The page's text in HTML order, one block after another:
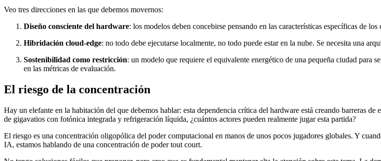
Veo tres direcciones en las que debemos movernos:
Diseño consciente del hardware: los modelos deben concebirse pensando en las características específicas de
Hibridación cloud-edge: no todo debe ejecutarse localmente, no todo puede estar en la nube. Se necesita una
Sostenibilidad como restricción: un modelo que requiere el equivalente energético de una pequeña ciudad para
en las métricas de evaluación.
El riesgo de la concentración
Hay un elefante en la habitación del que debemos hablar: esta dependencia crítica del hardware está creando barreras
de gigavatios con fotónica integrada y refrigeración líquida, ¿cuántos actores pueden realmente jugar esta partida?
El riesgo es una concentración oligopólica del poder computacional en manos de unos pocos jugadores globales. Y
IA, estamos hablando de una concentración de poder tout court.